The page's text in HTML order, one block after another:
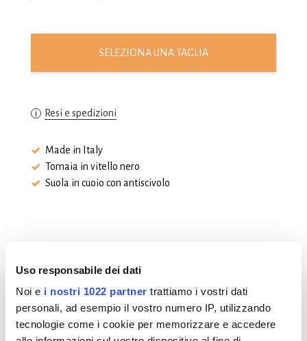
Uso responsabile dei dati
Noi e i nostri 1022 partner trattiamo i vostri dati
personali, ad esempio il vostro numero IP, utilizzando
tecnologie come i cookie per memorizzare e accedere
SELEZIONA UNA TAGLIA
Resi e spedizioni
Made in Italy
Tomaia in vitello nero
Suola in cuoio con antiscivolo
Prodotti in evidenza